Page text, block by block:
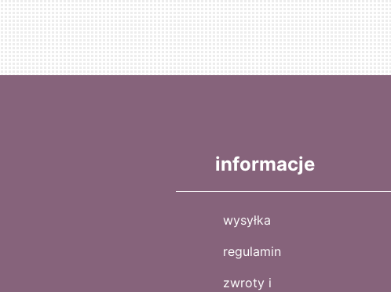
informacje
wysyłka
regulamin
zwroty i